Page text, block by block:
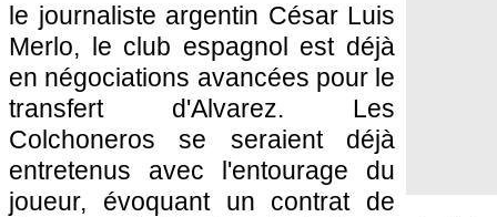
le journaliste argentin César Luis
Merlo, le club espagnol est déjà
en négociations avancées pour le
transfert d'Alvarez. Les
Colchoneros se seraient déjà
entretenus avec l'entourage du
joueur, évoquant un contrat de